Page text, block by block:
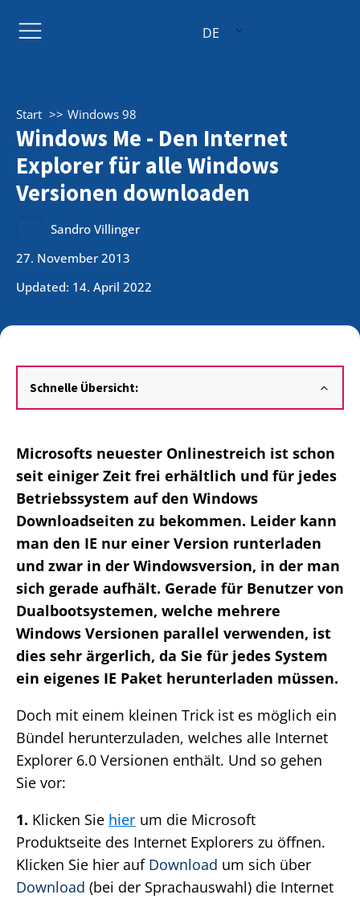
DE
Start Windows 98
Windows Me - Den Internet
Explorer für alle Windows
Versionen downloaden
Sandro Villinger
27. November 2013
Updated: 14. April 2022
Schnelle Übersicht:
Microsofts neuester Onlinestreich ist schon
seit einiger Zeit frei erhältlich und für jedes
Betriebssystem auf den Windows
Downloadseiten zu bekommen. Leider kann
man den IE nur einer Version runterladen
und zwar in der Windowsversion, in der man
sich gerade aufhält. Gerade für Benutzer von
Dualbootsystemen, welche mehrere
Windows Versionen parallel verwenden, ist
dies sehr ärgerlich, da Sie für jedes System
ein eigenes IE Paket herunterladen müssen.
Doch mit einem kleinen Trick ist es möglich ein
Bündel herunterzuladen, welches alle Internet
Explorer 6.0 Versionen enthält. Und so gehen
Sie vor:
1. Klicken Sie hier um die Microsoft
Produktseite des Internet Explorers zu öffnen.
Klicken Sie hier auf Download um sich über
Download (bei der Sprachauswahl) die Internet